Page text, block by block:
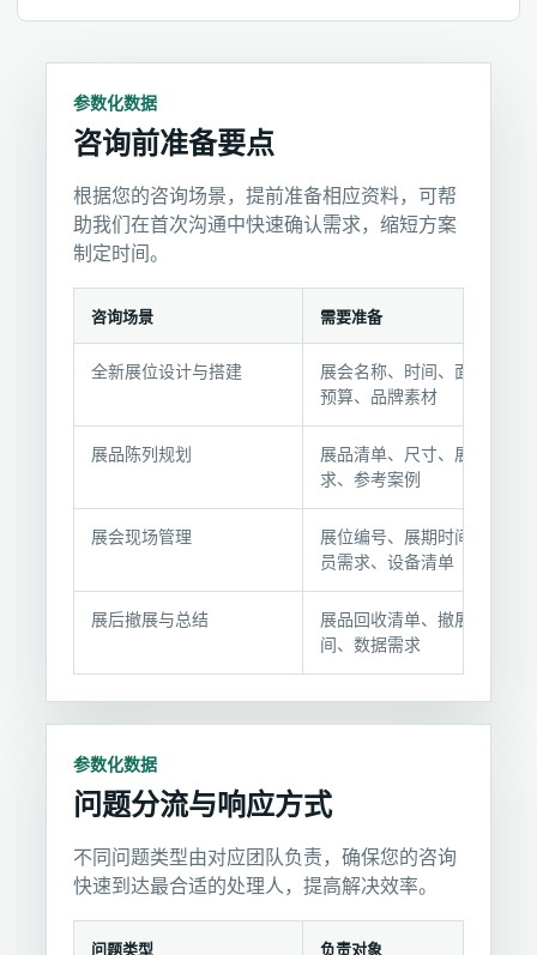
参数化数据
咨询前准备要点
根据您的咨询场景，提前准备相应资料，可帮
助我们在首次沟通中快速确认需求，缩短方案
制定时间。
要
点
咨询场景 需要准备
全新展位设计与搭建
展会名称、时间、面积、
预算、品牌素材
展品陈列规划
展品清单、尺寸、展示要
求、参考案例
展会现场管理
展位编号、展期时间、人
员需求、设备清单
展后撤展与总结
展品回收清单、撤展时
间、数据需求
参数化数据
问题分流与响应方式
不同问题类型由对应团队负责，确保您的咨询
快速到达最合适的处理人，提高解决效率。
问题类型 负责对象